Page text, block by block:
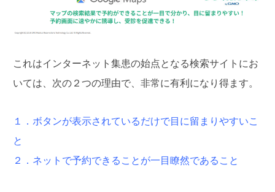
これはインターネット集患の始点となる検索サイトにお
いては、次の２つの理由で、非常に有利になり得ます。
１．ボタンが表示されているだけで目に留まりやすいこ
と
２．ネットで予約できることが一目瞭然であること